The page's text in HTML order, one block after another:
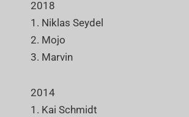
2018
1. Niklas Seydel
2. Mojo
3. Marvin
2014
1. Kai Schmidt